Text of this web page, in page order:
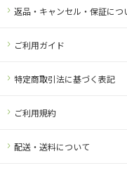
ご利用ガイド
ご利用規約
特定商取引法に基づく表記
配送・送料について
返品・キャンセル・保証につ